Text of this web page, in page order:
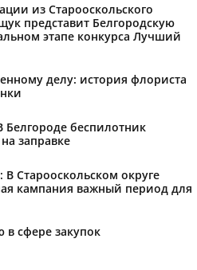
из Старооскольского
представит Белгородскую
этапе конкурса Лучший
делу: история флориста
беспилотник
заправке
Старооскольском округе
кампания важный период для
в сфере закупок